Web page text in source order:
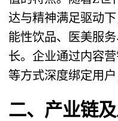
达与精神满足驱动
能性饮品、医美服
长。企业通过内容
等方式深度绑定用户
二、产业链